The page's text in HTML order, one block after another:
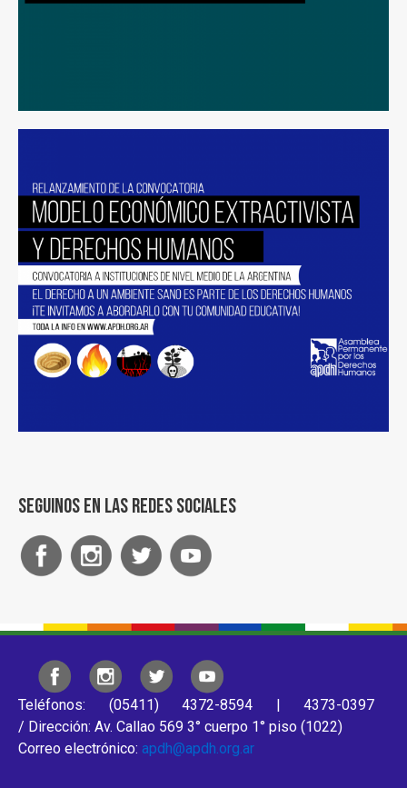
Seguinos en las redes sociales
Teléfonos: (05411) 4372-8594 | 4373-0397
/ Dirección: Av. Callao 569 3° cuerpo 1° piso (1022)
Correo electrónico: apdh@apdh.org.ar